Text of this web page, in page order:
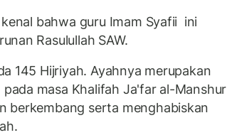
bahwa guru Imam Syafii ini
Rasulullah SAW.
145 Hijriyah. Ayahnya merupakan
masa Khalifah Ja'far al-Manshur
berkembang serta menghabiskan